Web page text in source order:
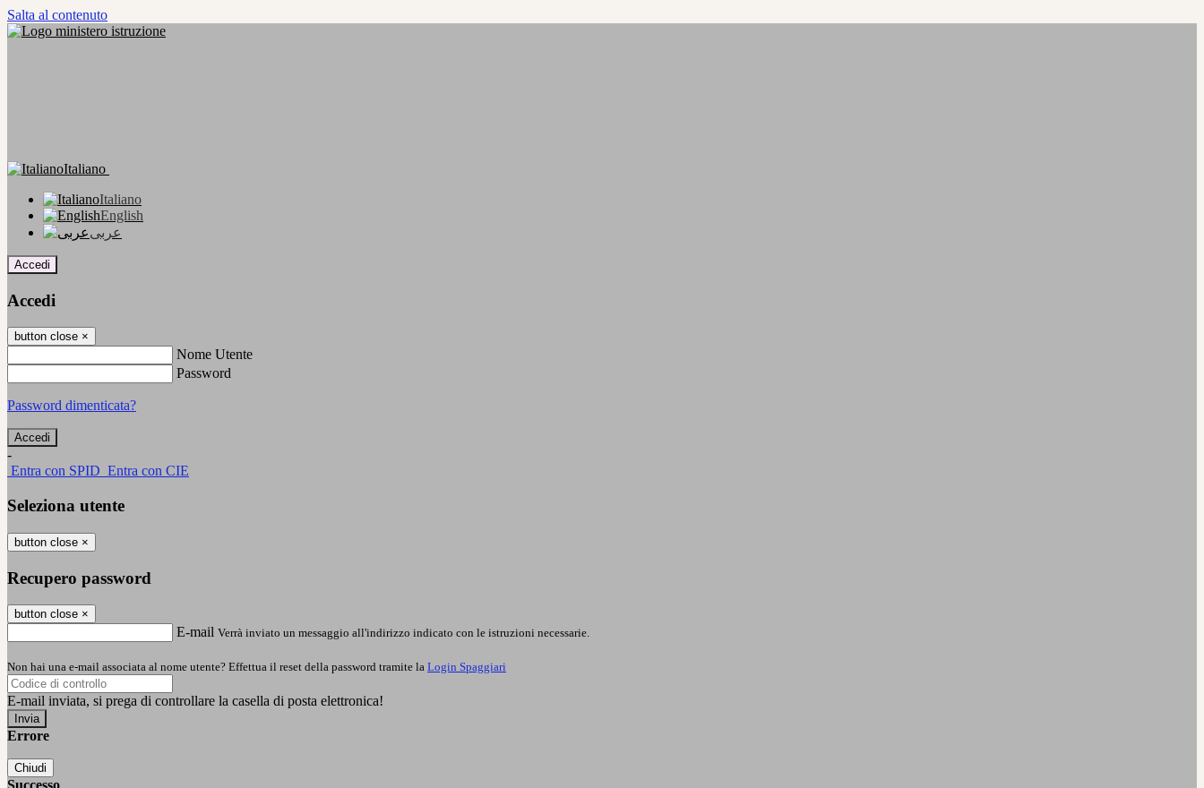
Salta al contenuto
Italiano
Italiano
English
عربى
Accedi
Accedi
button close ×
Nome Utente
Password
Password dimenticata?
-
Entra con SPID Entra con CIE
Seleziona utente
button close ×
Recupero password
button close ×
E-mail Verrà inviato un messaggio all'indirizzo indicato con le istruzioni necessarie.
Non hai una e-mail associata al nome utente? Effettua il reset della password tramite la Login Spaggiari
E-mail inviata, si prega di controllare la casella di posta elettronica!
Errore
Chiudi